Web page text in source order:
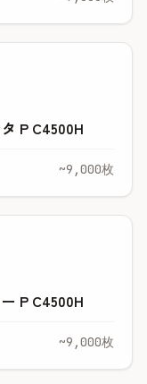
P C4500H
~9,000枚
P C4500H
~9,000枚